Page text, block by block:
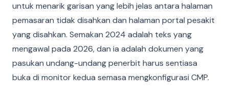
untuk menarik garisan yang lebih jelas antara halaman
pemasaran tidak disahkan dan halaman portal pesakit
yang disahkan. Semakan 2024 adalah teks yang
mengawal pada 2026, dan ia adalah dokumen yang
pasukan undang-undang penerbit harus sentiasa
buka di monitor kedua semasa mengkonfigurasi CMP.